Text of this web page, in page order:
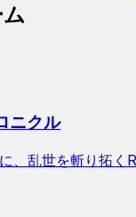
ニクル
、乱世を斬り拓く